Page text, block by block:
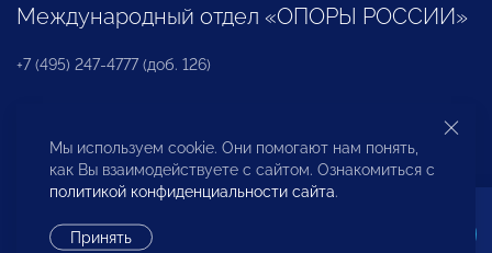
Международный отдел «ОПОРЫ РОССИИ»
+7 (495) 247-4777 (доб. 126)
Бюро по защите прав предпринимателей и
инвесторов
Мы используем cookie. Они помогают нам понять,
как Вы взаимодействуете с сайтом. Ознакомиться с
политикой конфиденциальности сайта.
Принять